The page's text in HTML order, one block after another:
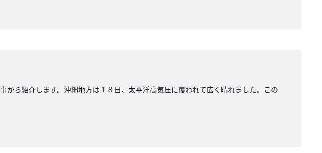
から紹介します。沖縄地方は１８日、太平洋高気圧に覆われて広く晴れました。この